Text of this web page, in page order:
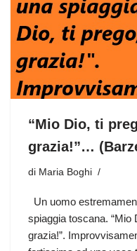
“Mio Dio, ti
grazia!”…
di Maria Boghi
Un uomo
spiaggia toscana. “Mio
grazia!”.